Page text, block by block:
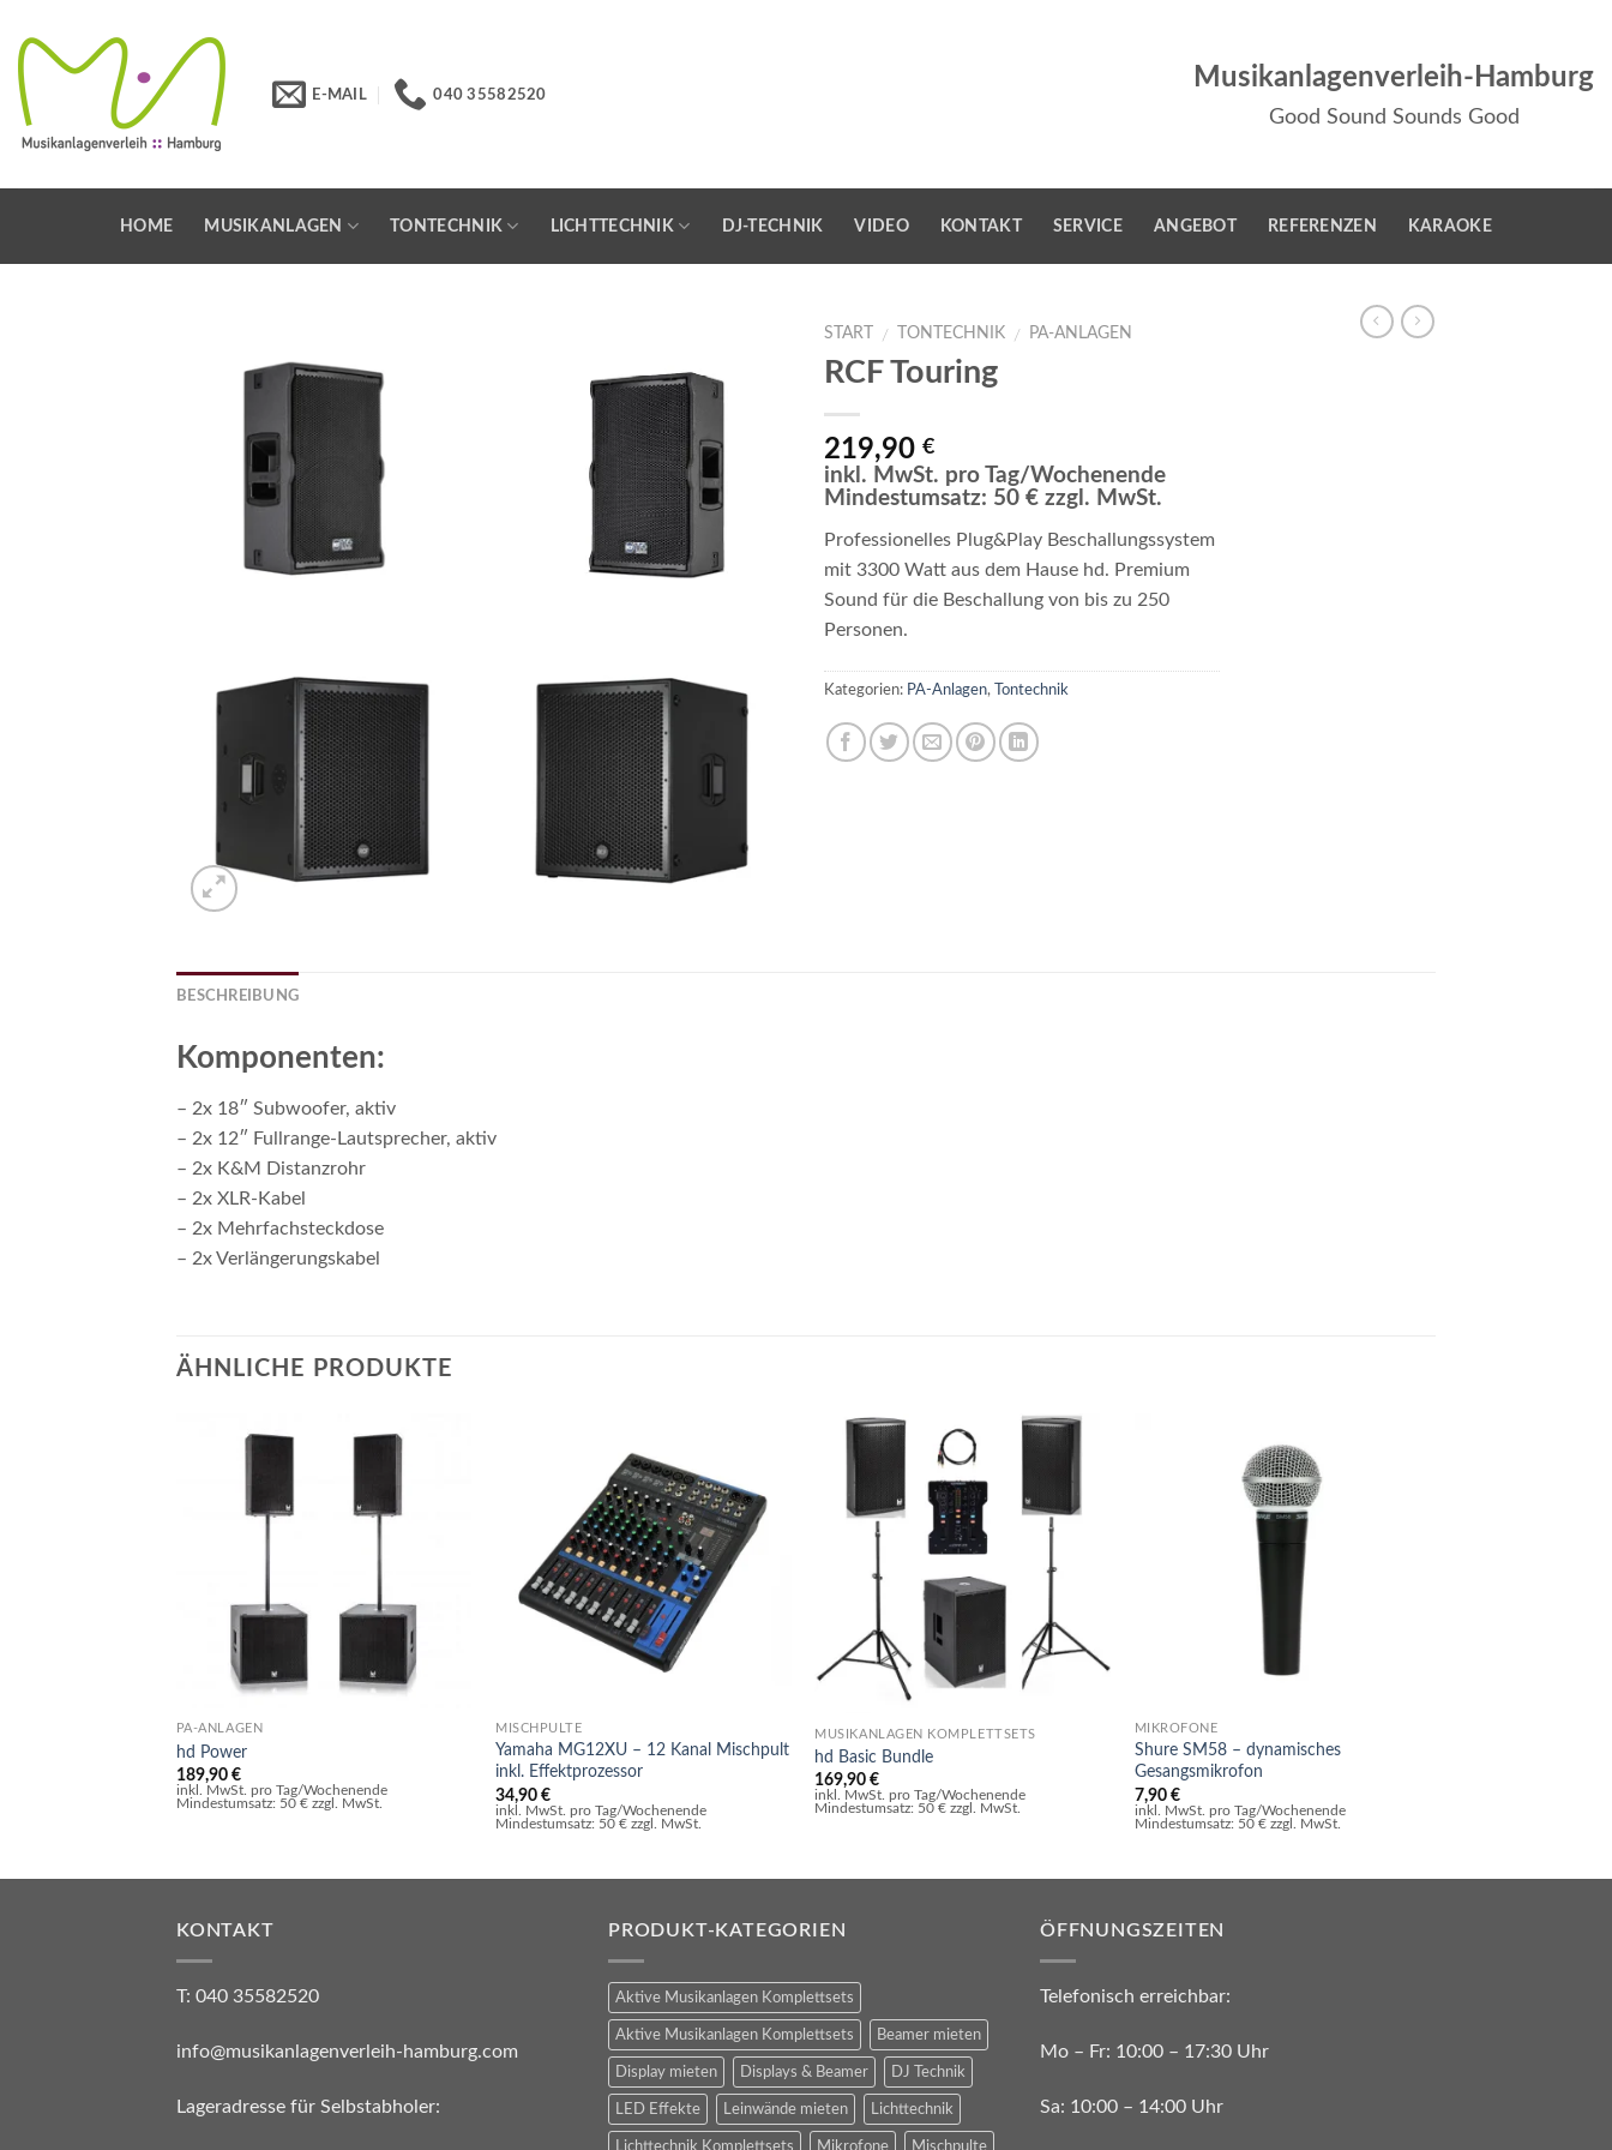
content
E-MAIL 040 35582520
Musikanlagenverleih-Hamburg
Good Sound Sounds Good
HOME MUSIKANLAGEN TONTECHNIK LICHTTECHNIK DJ-TECHNIK VIDEO KONTAKT SERVICE ANGEBOT REFERENZEN KARAOKE
START / TONTECHNIK / PA-ANLAGEN
RCF Touring
219,90 €
inkl. MwSt. pro Tag/Wochenende
Mindestumsatz: 50 € zzgl. MwSt.
Professionelles Plug&Play Beschallungssystem
mit 3300 Watt aus dem Hause hd. Premium
Sound für die Beschallung von bis zu 250
Personen.
Kategorien: PA-Anlagen, Tontechnik
BESCHREIBUNG
Komponenten:
– 2x 18″ Subwoofer, aktiv
– 2x 12″ Fullrange-Lautsprecher, aktiv
– 2x K&M Distanzrohr
– 2x XLR-Kabel
– 2x Mehrfachsteckdose
– 2x Verlängerungskabel
ÄHNLICHE PRODUKTE
PA-ANLAGEN
hd Power
189,90 €
inkl. MwSt. pro Tag/Wochenende
Mindestumsatz: 50 € zzgl. MwSt.
MISCHPULTE
Yamaha MG12XU – 12 Kanal Mischpult
inkl. Effektprozessor
34,90€
inkl. MwSt. pro Tag/Wochenende
Mindestumsatz: 50 € zzgl. MwSt.
MUSIKANLAGEN KOMPLETTSETS
hd Basic Bundle
169,90€
inkl. MwSt. pro Tag/Wochenende
Mindestumsatz: 50 € zzgl. MwSt.
MIKROFONE
Shure SM58 – dynamisches
Gesangsmikrofon
7,90 €
inkl. MwSt. pro Tag/Wochenende
Mindestumsatz: 50 € zzgl. MwSt.
KONTAKT
T: 040 35582520
info@musikanlagenverleih-hamburg.com
Lageradresse für Selbstabholer:
PRODUKT-KATEGORIEN
Aktive Musikanlagen Komplettsets
Aktive Musikanlagen Komplettsets Beamer mieten
Display mieten Displays & Beamer DJ Technik
LED Effekte Leinwände mieten Lichttechnik
Lichttechnik Komplettsets Mikrofone Mischpulte
ÖFFNUNGSZEITEN
Telefonisch erreichbar:
Mo – Fr: 10:00 – 17:30 Uhr
Sa: 10:00 – 14:00 Uhr